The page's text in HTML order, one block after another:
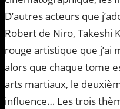
D’autres acteurs que
Robert de Niro, Takeshi
rouge artistique que
alors que chaque tome
arts martiaux, le
influence… Les trois